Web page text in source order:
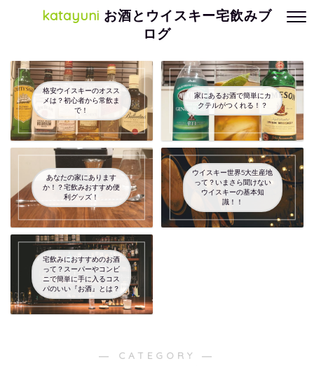
katayuni お酒とウイスキー宅飲みブ
ログ
格安ウイスキーのオスス
メは？初心者から常飲ま
で！
家にあるお酒で簡単にカ
クテルがつくれる！？
あなたの家にあります
か！？宅飲みおすすめ便
利グッズ！
ウイスキー世界5大生産地
って？いまさら聞けない
ウイスキーの基本知
識！！
宅飲みにおすすめのお酒
って？スーパーやコンビ
ニで簡単に手に入るコス
パのいい『お酒』とは？
― CATEGORY ―